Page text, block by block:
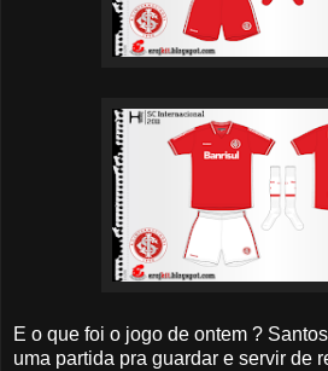
E o que foi o jogo de ontem ?
uma partida pra guardar e servir de